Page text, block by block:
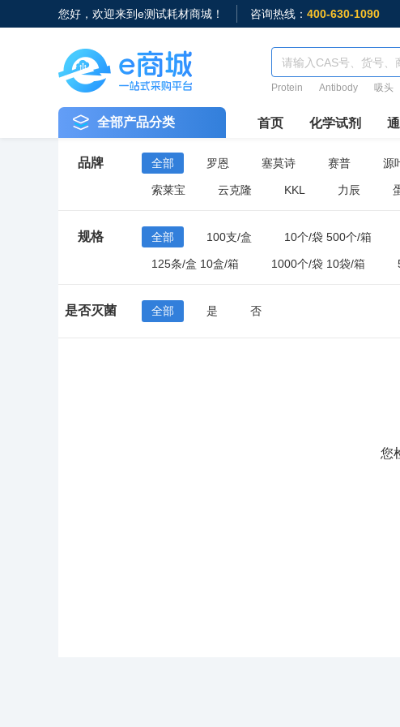
您好，欢迎来到e测试耗材商城！ 咨询热线： 400-630-1090
Protein Antibody 吸头
全部产品分类 首页 化学试剂
品牌 全部 罗恩 塞莫诗 赛普 源
索莱宝 云克隆 KKL 力辰
规格 全部 100支/盒 10个/袋 500个/箱
125条/盒 10盒/箱 1000个/袋 10袋/箱
96支/盒 10盒/中盒 50盒/箱
是否灭菌 全部 是 否
您